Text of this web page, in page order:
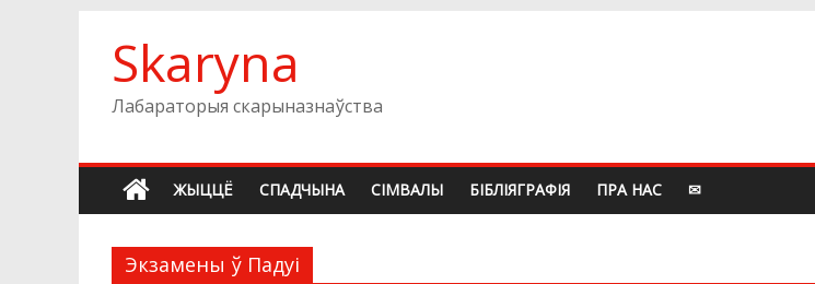
contentSkaryna
Лабараторыя скарыназнаўства
ЖЫЦЦЁ СПАДЧЫНА СIМВАЛЫ БIБЛIЯГРАФIЯ ПРА НАС ✉
Экзамены ў Падуі